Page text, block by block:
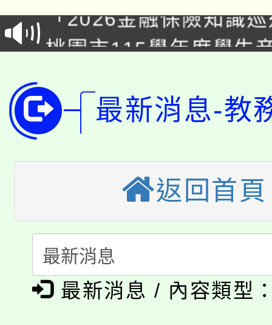
代理(課)教師甄選結果(
車」活動
桃園市115學年度學生
代理(課)教師甄選結果(
公告本校115學年度第
代理(課)教師甄選結果(
轉知中國文化大學推廣
《TA101》溝通分析基
程，歡迎學生輔導中心
心理、諮商輔導、社會
系所師生報名參加。
轉知苗栗縣政府辦理
縣市「校園短影音徵
門員」簡章及活動海報
踴躍報名參加。
桃園市115學年度學生
要點
「桃園市補助參觀特色
展演活動實施計畫」
115年度「教育部表揚
義教育推展貢獻獎」
公告本校115學年度第
最新消息-教
返回首頁
最新消息 / 內容類型